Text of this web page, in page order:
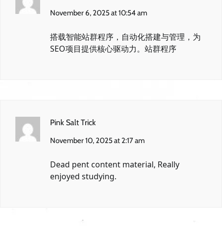
November 6, 2025 at 10:54 am
搭载智能站群程序，自动化搭建与管理，为
SEO项目提供核心驱动力。 站群程序
Pink Salt Trick
November 10, 2025 at 2:17 am
Dead pent content material, Really
enjoyed studying.